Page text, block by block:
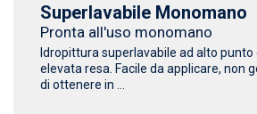
Superlavabile Monomano
Pronta all'uso monomano
Idropittura superlavabile ad alto punto
elevata resa. Facile da applicare, non
di ottenere in ...